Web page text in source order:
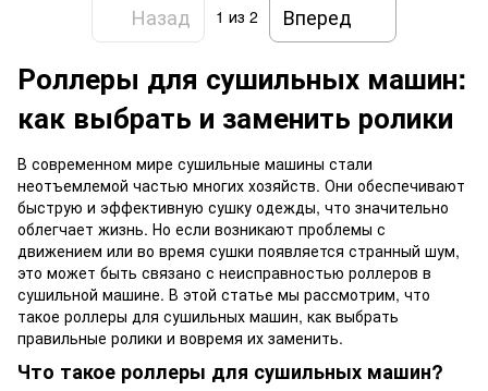
Назад 1 из 2 Вперед
Роллеры для сушильных машин:
как выбрать и заменить ролики
В современном мире сушильные машины стали
неотъемлемой частью многих хозяйств. Они обеспечивают
быструю и эффективную сушку одежды, что значительно
облегчает жизнь. Но если возникают проблемы с
движением или во время сушки появляется странный шум,
это может быть связано с неисправностью роллеров в
сушильной машине. В этой статье мы рассмотрим, что
такое роллеры для сушильных машин, как выбрать
правильные ролики и вовремя их заменить.
Что такое роллеры для сушильных машин?